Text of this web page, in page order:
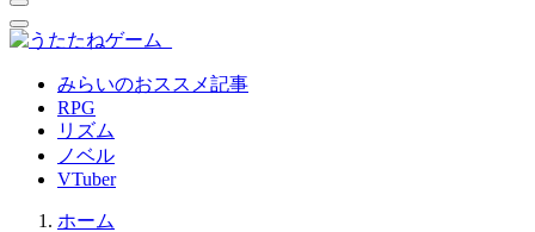
みらいのおススメ記事
RPG
リズム
ノベル
VTuber
ホーム